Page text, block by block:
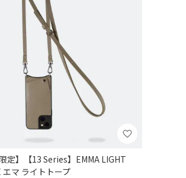
限定】【13 Series】EMMA LIGHT
エマ ライトトープ